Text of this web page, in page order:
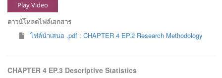
Play Video
ดาวน์โหลดไฟล์เอกสาร
ไฟล์นำเสนอ .pdf : CHAPTER 4 EP.2 Research Methodology
CHAPTER 4 EP.3 Descriptive Statistics